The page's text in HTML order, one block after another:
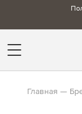
Главная